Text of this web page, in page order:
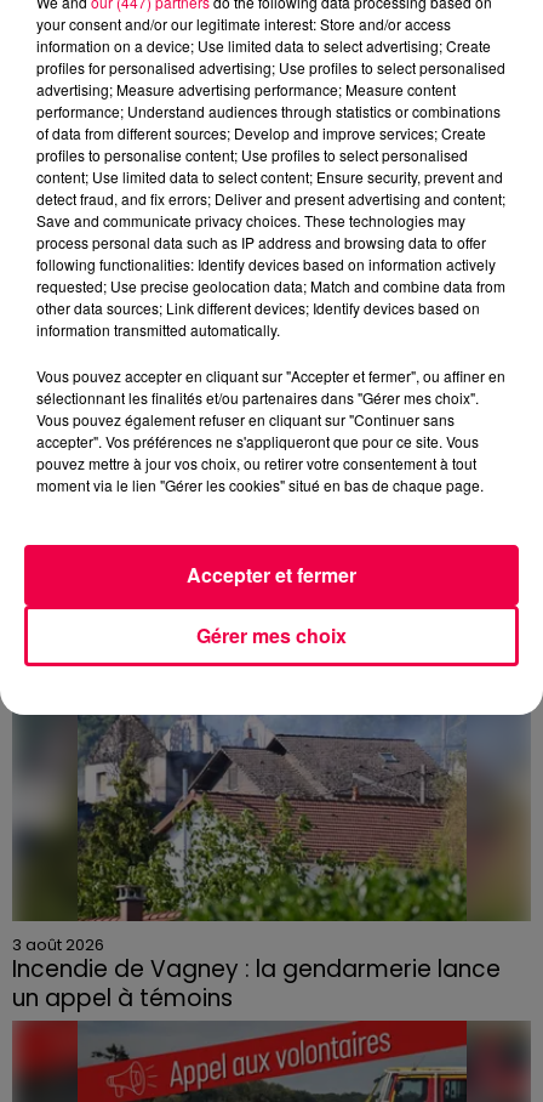
excès de plomb
Du plomb a été détecté dans deux assiettes en
céramique vendues entre 2020 et 2022 par Linvosges.
3 août 2026
PRÉVIFEUX : "il faut avoir une culture du risque"
3 août 2026
Incendie de Vagney : la gendarmerie lance
un appel à témoins
Le feu, parti d'une haie avant de se propager au
quartier résidentiel, avait détruit deux habitations et
contraint à l'évacuation d'une centaine de personnes.
your consent and/or our legitimate interest: Store and/or access
information on a device; Use limited data to select advertising; Create
profiles for personalised advertising; Use profiles to select personalised
advertising; Measure advertising performance; Measure content
performance; Understand audiences through statistics or combinations
of data from different sources; Develop and improve services; Create
profiles to personalise content; Use profiles to select personalised
content; Use limited data to select content; Ensure security, prevent and
detect fraud, and fix errors; Deliver and present advertising and content;
Save and communicate privacy choices. These technologies may
process personal data such as IP address and browsing data to offer
following functionalities: Identify devices based on information actively
requested; Use precise geolocation data; Match and combine data from
other data sources; Link different devices; Identify devices based on
information transmitted automatically.
Vous pouvez accepter en cliquant sur "Accepter et fermer", ou affiner en
sélectionnant les finalités et/ou partenaires dans "Gérer mes choix".
Vous pouvez également refuser en cliquant sur "Continuer sans
accepter". Vos préférences ne s'appliqueront que pour ce site. Vous
pouvez mettre à jour vos choix, ou retirer votre consentement à tout
moment via le lien "Gérer les cookies" situé en bas de chaque page.
Gérer mes choix
Accepter et fermer